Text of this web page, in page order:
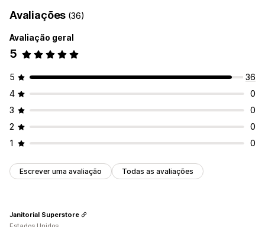
Avaliações (36)
Avaliação geral
5
5
36
4
0
3
0
2
0
1
0
Escrever uma avaliação Todas as avaliações
Janitorial Superstore